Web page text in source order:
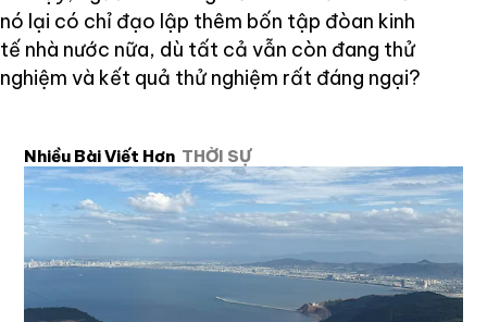
nó lại có chỉ đạo lập thêm bốn tập đòan kinh
tế nhà nước nữa, dù tất cả vẫn còn đang thử
nghiệm và kết quả thử nghiệm rất đáng ngại?
Nhiều Bài Viết Hơn THỜI SỰ